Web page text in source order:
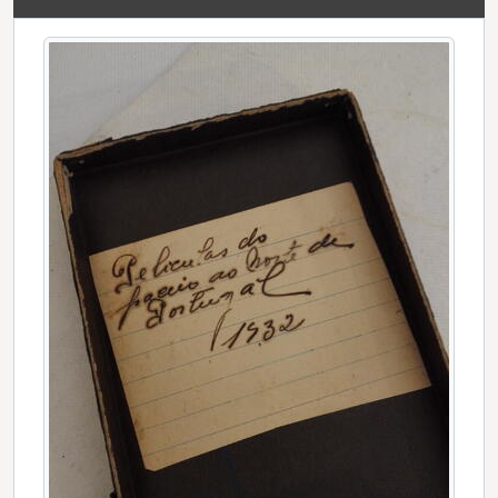
[Documento composto] "Lamego - vista parcial"
[Documento simples] "Lamego - vista parcial"
[Documento composto] "Lamego - o santuário"
[Documento composto] "Vila Real"
[Documento composto] "Chaves - nascente de água a ferver"
[Documento composto] "Chaves - margens do Rio Tâmega"
[Documento composto] "Chaves - o antigo balneáreo [sic]"
[Documento composto] "Amarante - um trecho do Rio Tâmega"
[Documento composto] "Amarante - outro trecho do Rio Tâmega"
[Documento simples] "Guimarães - uma fiadeira"
[Documento composto] "Guimarães - o castelo"
[Documento composto] "Guimarães - na Penha"
[Documento composto] "Guimarães - na Penha"
[Documento composto] "Guimarães - na Penha"
[Documento composto] "Almoço na estrada de Guimarães às Taipas"
[Documento composto] "Braga - cascata no Bom Jesus do Monte"
[Documento composto] "Braga - Santuário do Sameiro"